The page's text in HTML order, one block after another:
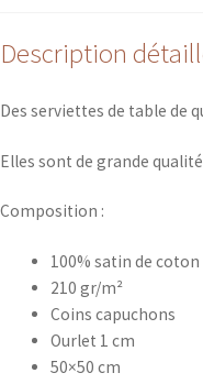
Description
Des serviettes de table de
Elles sont de grande
Composition :
100% satin de coton
210 gr/m²
Coins capuchons
Ourlet 1 cm
50×50 cm